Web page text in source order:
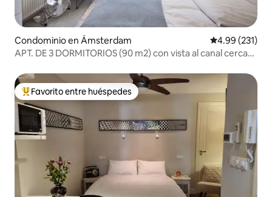
Condominio en Ámsterdam Calificación
4.99 (231)
APT. DE 3 DORMITORIOS (90 m2) con vista al canal cerca
De los mejores en Favorito entre huéspedes
Favorito entre huéspedes